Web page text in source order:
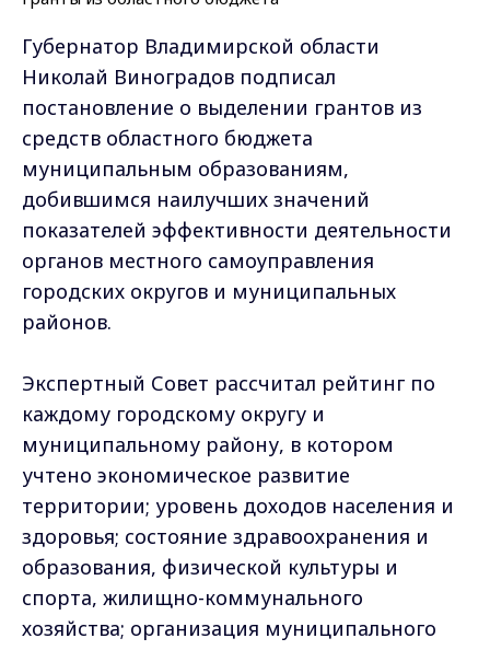
Губернатор Владимирской области
Николай Виноградов подписал
постановление о выделении грантов из
средств областного бюджета
муниципальным образованиям,
добившимся наилучших значений
показателей эффективности деятельности
органов местного самоуправления
городских округов и муниципальных
районов.
Экспертный Совет рассчитал рейтинг по
каждому городскому округу и
муниципальному району, в котором
учтено экономическое развитие
территории; уровень доходов населения и
здоровья; состояние здравоохранения и
образования, физической культуры и
спорта, жилищно-коммунального
хозяйства; организация муниципального